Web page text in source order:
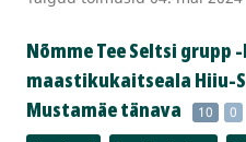
Nõmme Tee Seltsi grupp
maastikukaitseala Hiiu-
Mustamäe tänava
10 0